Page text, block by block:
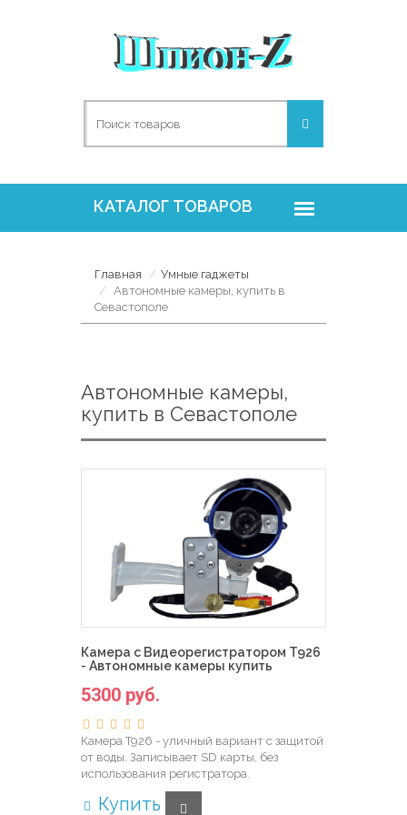
Главная
Умные гаджеты
Автономные камеры, купить в
Севастополе
Автономные камеры,
купить в Севастополе
Камера с Видеорегистратором T926
- Автономные камеры купить
5300 руб.
Камера T926 - уличный вариант с защитой
от воды. Записывает SD карты, без
использования регистратора.
Купить